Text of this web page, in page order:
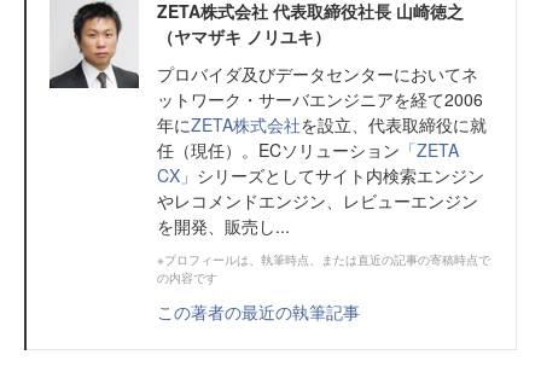
ZETA株式会社 代表取締役社長 山崎徳之
（ヤマザキ ノリユキ）
プロバイダ及びデータセンターにおいてネ
ットワーク・サーバエンジニアを経て2006
年にZETA株式会社を設立、代表取締役に就
任（現任）。ECソリューション 「ZETA
CX」 シリーズとしてサイト内検索エンジン
やレコメンドエンジン、レビューエンジン
を開発、販売し...
※プロフィールは、執筆時点、または直近の記事の寄稿時点で
の内容です
この著者の最近の執筆記事